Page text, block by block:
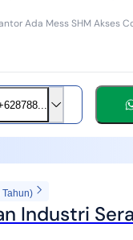
Tahun)
Industri